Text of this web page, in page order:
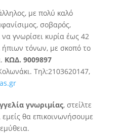
με πολύ καλό
σοβαρός,
να γνωρίσει κυρία έως 42
ήπιων τόνων, με σκοπό το
ΚΩΔ. 9009897
Τηλ:2103620147,
γνωριμίας, στείλτε
θα επικοινωνήσουμε